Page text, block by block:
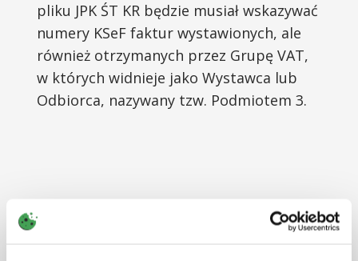
pliku JPK ŚT KR będzie musiał wskazywać
numery KSeF faktur wystawionych, ale
również otrzymanych przez Grupę VAT,
w których widnieje jako Wystawca lub
Odbiorca, nazywany tzw. Podmiotem 3.
Najnowsze artykuły z